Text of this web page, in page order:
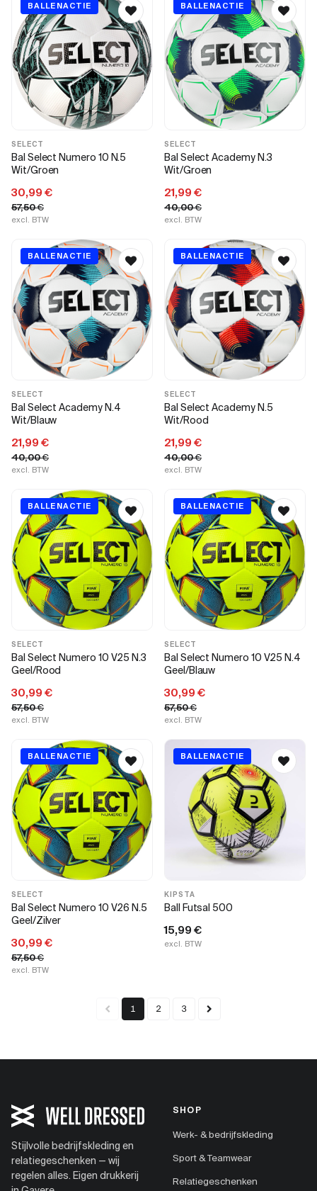
BALLENACTIE
SELECT
Bal Select Numero 10 N.5
Wit/Groen
30,99 €
57,50€
excl. BTW
BALLENACTIE
SELECT
Bal Select Academy N.3
Wit/Groen
21,99 €
40,00€
excl. BTW
BALLENACTIE
SELECT
Bal Select Academy N.4
Wit/Blauw
21,99 €
40,00€
excl. BTW
BALLENACTIE
SELECT
Bal Select Academy N.5
Wit/Rood
21,99 €
40,00€
excl. BTW
BALLENACTIE
SELECT
Bal Select Numero 10 V25 N.3
Geel/Rood
30,99 €
57,50€
excl. BTW
BALLENACTIE
SELECT
Bal Select Numero 10 V25 N.4
Geel/Blauw
30,99 €
57,50€
excl. BTW
BALLENACTIE
SELECT
Bal Select Numero 10 V26 N.5
Geel/Zilver
30,99 €
57,50€
excl. BTW
BALLENACTIE
KIPSTA
Ball Futsal 500
15,99 €
excl. BTW
1 2 3
Stijlvolle bedrijfskleding en
relatiegeschenken — wij
regelen alles. Eigen drukkerij
SHOP
Werk- & bedrijfskleding
Sport & Teamwear
Relatiegeschenken